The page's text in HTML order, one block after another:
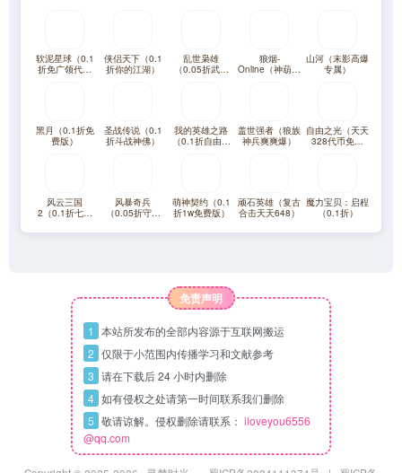
软泥星球（0.1
折免广领代金
侠侣天下（0.1
折你的江湖）
乱世枭雄
（0.05折武林
狼烟-
Online（神葫传
山河（末影高爆
专属）
黑月（0.1折免
费版）
圣战传说（0.1
折斗战神佛）
我的英雄之路
（0.1折自由之
盖世强者（狼族
神兵爽爽爆）
自由之光（天天
328代币免费
风云三国
2（0.1折七圣
风暴奇兵
（0.05折守护
萌神契约（0.1
折1w免费版）
顽石英雄（复古
合击天天648）
魔力宝贝：启程
（0.1折）
免责声明
1 本站所发布的全部内容源于互联网搬运
2 仅限于小范围内传播学习和文献参考
3 请在下载后 24 小时内删除
4 如有侵权之处请第一时间联系我们删除
5 敬请谅解。侵权删除请联系： iloveyou6556
@qq.com